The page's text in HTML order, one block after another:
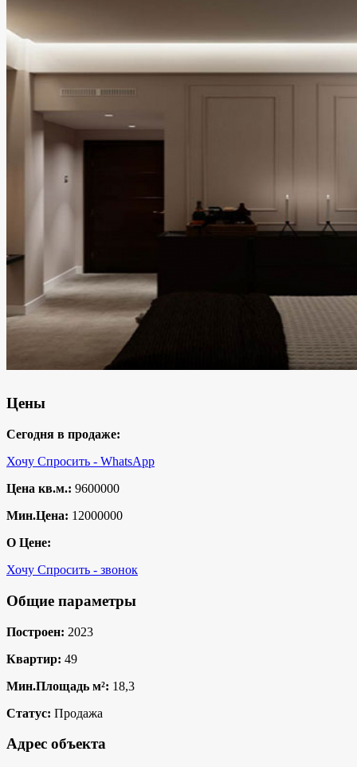
Цены
Сегодня в продаже:
Хочу Спросить - WhatsApp
Цена кв.м.: 9600000
Мин.Цена: 12000000
О Цене:
Хочу Спросить - звонок
Общие параметры
Построен: 2023
Квартир: 49
Мин.Площадь м²: 18,3
Статус: Продажа
Адрес объекта